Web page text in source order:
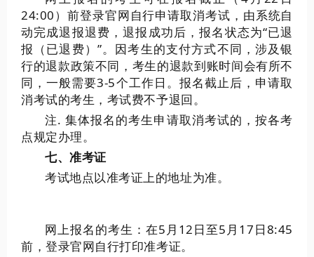
24:00）前登录官网自行申请取消考试，由系统自
动完成退报退费，退报成功后，报名状态为“已退
报（已退费）”。因考生的支付方式不同，涉及银
行的退款政策不同，考生的退款到账时间会有所不
同，一般需要3-5个工作日。报名截止后，申请取
消考试的考生，考试费不予退回。
注. 集体报名的考生申请取消考试的，按各考
点规定办理。
七、准考证
考试地点以准考证上的地址为准。
网上报名的考生：在5月12日至5月17日8:45
前，登录官网自行打印准考证。